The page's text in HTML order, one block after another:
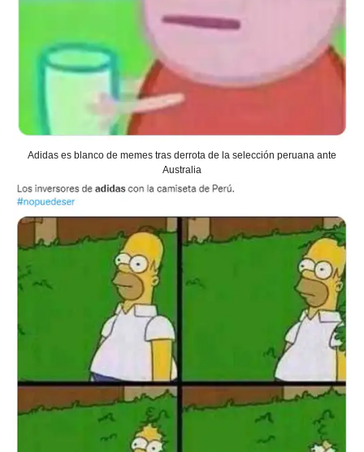
Adidas es blanco de memes tras derrota de la selección peruana ante
Australia